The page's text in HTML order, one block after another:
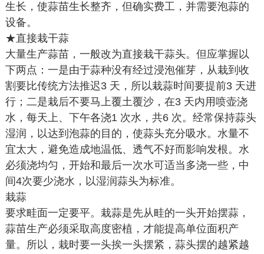
生长，使蒜苗生长整齐，但确实费工，并需要泡蒜的
设备。
★直接栽干蒜
大量生产蒜苗，一般改为直接栽干蒜头。但应掌握以
下两点：一是由于蒜种没有经过浸泡催芽，从栽到收
割要比传统方法推迟3 天，所以栽蒜时间要提前3 天进
行；二是栽后不要马上覆土覆沙，在3 天内用喷壶浇
水，每天上、下午各浇1 次水，共6 次。经常保持蒜头
湿润，以达到泡蒜的目的，使蒜头充分吸水。水量不
宜太大，避免造成地温低、透气不好而影响发根。水
必须浇均匀，开始和最后一次水可适当多浇一些，中
间4次要少浇水，以湿润蒜头为标准。
栽蒜
要求畦面一定要平。栽蒜是先从畦的一头开始摆蒜，
蒜苗生产必须采取高度密植，才能提高单位面积产
量。所以，栽时要一头挨一头摆紧，蒜头摆的越紧越